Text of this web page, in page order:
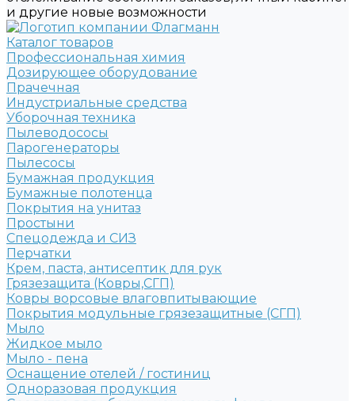
и другие новые возможности
Каталог товаров
Профессиональная химия
Дозирующее оборудование
Прачечная
Индустриальные средства
Уборочная техника
Пылеводососы
Парогенераторы
Пылесосы
Бумажная продукция
Бумажные полотенца
Покрытия на унитаз
Простыни
Спецодежда и СИЗ
Перчатки
Крем, паста, антисептик для рук
Грязезащита (Ковры,СГП)
Ковры ворсовые влаговпитывающие
Покрытия модульные грязезащитные (СГП)
Мыло
Жидкое мыло
Мыло - пена
Оснащение отелей / гостиниц
Одноразовая продукция